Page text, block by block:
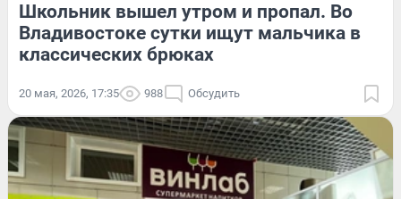
Школьник вышел утром и пропал. Во
Владивостоке сутки ищут мальчика в
классических брюках
20 мая, 2026, 17:35 988 Обсудить